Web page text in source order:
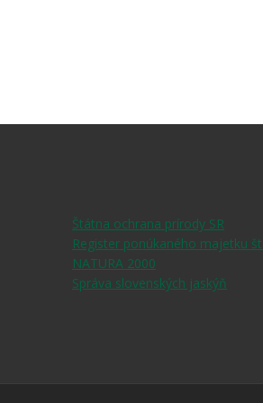
Štátna ochrana prírody SR
Register ponúkaného majetku
NATURA 2000
Správa slovenských jaskýň